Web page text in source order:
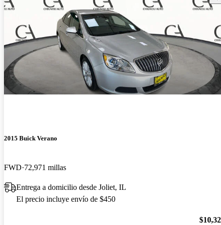
2015 Buick Verano
FWD 72,971 millas
Entrega a domicilio desde Joliet, IL
El precio incluye envío de $450